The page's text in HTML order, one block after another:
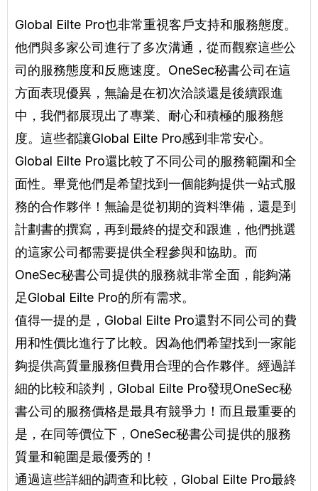
Global Eilte Pro也非常重視客戶支持和服務態度。
他們與多家公司進行了多次溝通，從而觀察這些公
司的服務態度和反應速度。OneSec秘書公司在這
方面表現優異，無論是在初次洽談還是後續跟進
中，我們都展現出了專業、耐心和積極的服務態
度。這些都讓Global Eilte Pro感到非常安心。
Global Eilte Pro還比較了不同公司的服務範圍和全
面性。畢竟他們是希望找到一個能夠提供一站式服
務的合作夥伴！無論是從初期的資料準備，還是到
計劃書的撰寫，再到最終的提交和跟進，他們挑選
的這家公司都需要提供全程參與和協助。而
OneSec秘書公司提供的服務就非常全面，能夠滿
足Global Eilte Pro的所有需求。
值得一提的是，Global Eilte Pro還對不同公司的費
用和性價比進行了比較。因為他們希望找到一家能
夠提供高質量服務但費用合理的合作夥伴。經過詳
細的比較和談判，Global Eilte Pro發現OneSec秘
書公司的服務價格是最具有競爭力！而且最重要的
是，在同等價位下，OneSec秘書公司提供的服務
質量和範圍是最優秀的！
通過這些詳細的調查和比較，Global Eilte Pro最終